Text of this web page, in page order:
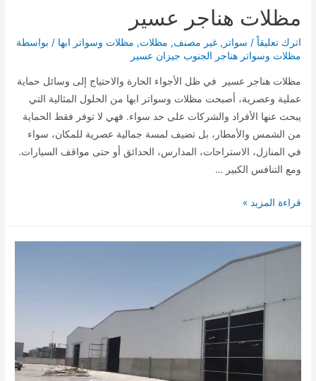
مظلات هناجر عسير
اترك تعليقاً / سواتر ,غير مصنف, مظلات, مظلات وسواتر ابها / بواسطة
مظلات وسواتر هناجر الجنوب جيزان عسير
مظلات هناجر عسير في ظل الأجواء الحارة والاحتياج إلى وسائل حماية
عملية وعصرية، أصبحت مظلات وسواتر ابها من الحلول المثالية التي
يبحث عنها الأفراد والشركات على حد سواء. فهي لا توفر فقط الحماية
من الشمس والأمطار، بل تضيف لمسة جمالية عصرية للمكان، سواء
في المنازل، الاستراحات، المدارس، الحدائق أو حتى مواقف السيارات.
ومع التنافس الكبير …
مظلات
قراءة المزيد »